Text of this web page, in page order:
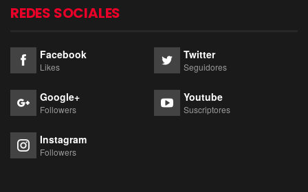
REDES SOCIALES
Facebook
Likes
Twitter
Seguidores
Google+
Followers
Youtube
Suscriptores
Instagram
Followers